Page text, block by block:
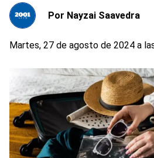
Por Nayzai Saavedra
Martes, 27 de agosto de 2024 a